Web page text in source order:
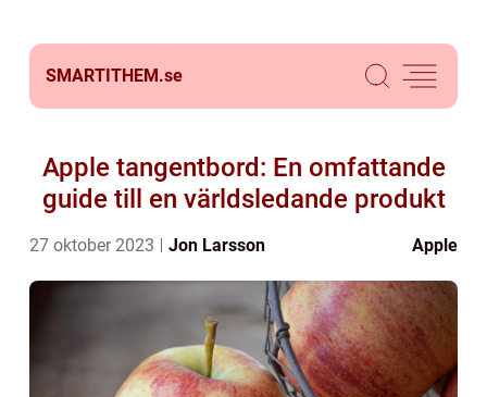
SMARTITHEM.se
Apple tangentbord: En omfattande
guide till en världsledande produkt
27 oktober 2023 Jon Larsson Apple